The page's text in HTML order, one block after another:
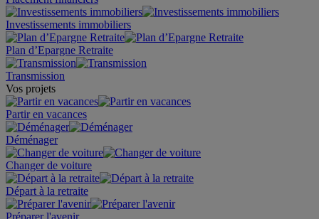
Investissements immobiliers
Plan d’Epargne Retraite
Transmission
Vos projets
Partir en vacances
Déménager
Changer de voiture
Départ à la retraite
Préparer l'avenir